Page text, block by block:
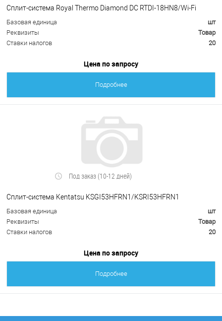
Сплит-система Royal Thermo Diamond DC RTDI-18HN8/Wi-Fi
Базовая единица
шт
Реквизиты
Товар
Ставки налогов
20
Цена по запросу
Подробнее
Под заказ (10-12 дней)
Сплит-система Kentatsu KSGI53HFRN1/KSRI53HFRN1
Базовая единица
шт
Реквизиты
Товар
Ставки налогов
20
Цена по запросу
Подробнее